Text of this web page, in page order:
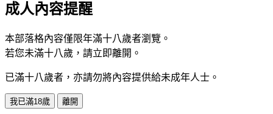
成人內容提醒
本部落格內容僅限年滿十八歲者瀏覽。
若您未滿十八歲，請立即離開。
已滿十八歲者，亦請勿將內容提供給未成年人士。
我已滿18歲 離開